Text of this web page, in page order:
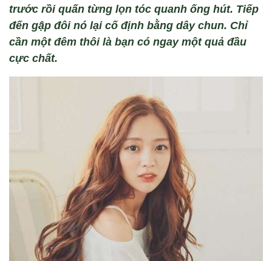
trước rồi quấn từng lọn tóc quanh ống hút. Tiếp
đến gập đôi nó lại cố định bằng dây chun. Chỉ
cần một đêm thôi là bạn có ngay một quả đầu
cực chất.